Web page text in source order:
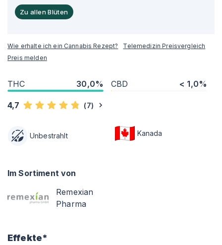
Zu allen Blüten
Wie erhalte ich ein Cannabis Rezept?
Telemedizin Preisvergleich
Preis melden
THC 30,0% CBD < 1,0%
4,7 (7)
Unbestrahlt Kanada
Im Sortiment von
Remexian
Pharma
Effekte*